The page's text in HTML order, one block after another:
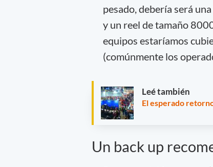
pesado, debería será
y un reel de tamaño
equipos estaríamos
(comúnmente los
Leé también
El esperado
Un back up